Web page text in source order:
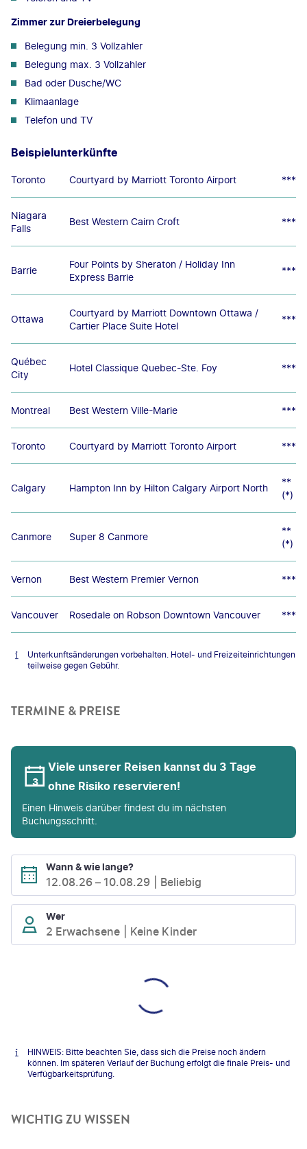
Zimmer zur Dreierbelegung
Belegung min. 3 Vollzahler
Belegung max. 3 Vollzahler
Bad oder Dusche/WC
Klimaanlage
Telefon und TV
Beispielunterkünfte
Toronto Courtyard by Marriott Toronto Airport ***
Niagara
Falls
Best Western Cairn Croft ***
Barrie
Four Points by Sheraton / Holiday Inn
Express Barrie
***
Ottawa
Courtyard by Marriott Downtown Ottawa /
Cartier Place Suite Hotel
***
Québec
City
Hotel Classique Quebec-Ste. Foy ***
Montreal Best Western Ville-Marie ***
Toronto Courtyard by Marriott Toronto Airport ***
Calgary Hampton Inn by Hilton Calgary Airport North
**
(*)
Canmore Super 8 Canmore
**
(*)
Vernon Best Western Premier Vernon ***
Vancouver Rosedale on Robson Downtown Vancouver ***
Unterkunftsänderungen vorbehalten. Hotel- und Freizeiteinrichtungen
teilweise gegen Gebühr.
TERMINE & PREISE
Viele unserer Reisen kannst du 3 Tage
ohne Risiko reservieren!
Einen Hinweis darüber findest du im nächsten
Buchungsschritt.
Wann & wie lange?
12.08.26 – 10.08.29 Beliebig
Wer
2 Erwachsene Keine Kinder
HINWEIS: Bitte beachten Sie, dass sich die Preise noch ändern
können. Im späteren Verlauf der Buchung erfolgt die finale Preis- und
Verfügbarkeitsprüfung.
WICHTIG ZU WISSEN